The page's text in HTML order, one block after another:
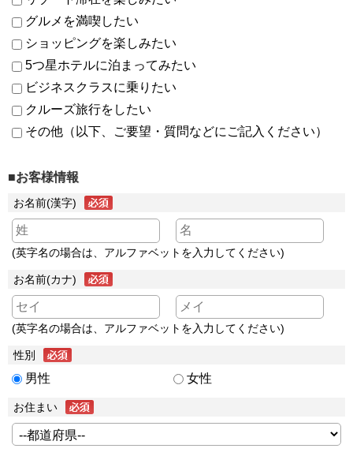
グルメを満喫したい
ショッピングを楽しみたい
5つ星ホテルに泊まってみたい
ビジネスクラスに乗りたい
クルーズ旅行をしたい
その他（以下、ご要望・質問などにご記入ください）
■お客様情報
お名前(漢字)
(英字名の場合は、アルファベットを入力してください)
お名前(カナ)
(英字名の場合は、アルファベットを入力してください)
性別
男性 女性
お住まい